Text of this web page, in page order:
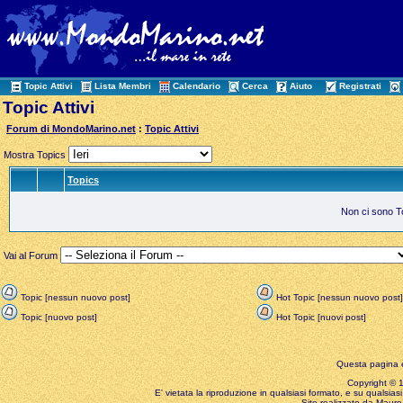
Topic Attivi Lista Membri Calendario Cerca Aiuto Registrati
Topic Attivi
Forum di MondoMarino.net :Topic Attivi
Mostra Topics
Topics
Non ci sono
Vai al Forum
Topic [nessun nuovo post]
Hot Topic [nessun nuovo post]
Topic [nuovo post]
Hot Topic [nuovi post]
Questa pagina
Copyright ©
E' vietata la riproduzione in qualsiasi formato, e su